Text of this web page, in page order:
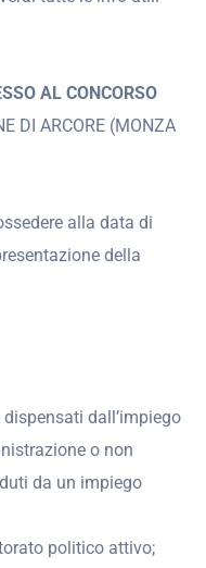
AL CONCORSO
DI ARCORE (MONZA
alla data di
della
dall’impiego
o non
da un impiego
politico attivo;